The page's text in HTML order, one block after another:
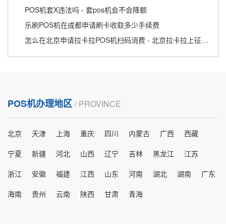
POS机套X违法吗 - 套pos机会不会降额
乐刷POS机在成都申请刷卡收取多少手续费
怎么在北京申请拉卡拉POS机扫码消费 - 北京拉卡拉上征信吗
POS机办理地区 / PROVINCE
北京 天津 上海 重庆 四川 内蒙古 广西
西藏
宁夏
新疆 河北 山西 辽宁 吉林 黑龙江
江苏
浙江
安徽 福建 江西 山东 河南 湖北 湖南
广东
海南
贵州 云南 陕西 甘肃 青海